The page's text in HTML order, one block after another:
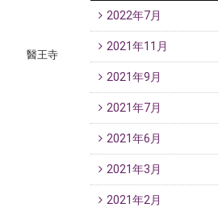
醫王寺
2022年7月
2021年11月
2021年9月
2021年7月
2021年6月
2021年3月
2021年2月